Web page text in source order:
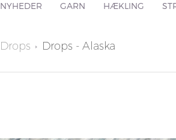
NYHEDER GARN HÆKLING
Drops Drops - Alaska